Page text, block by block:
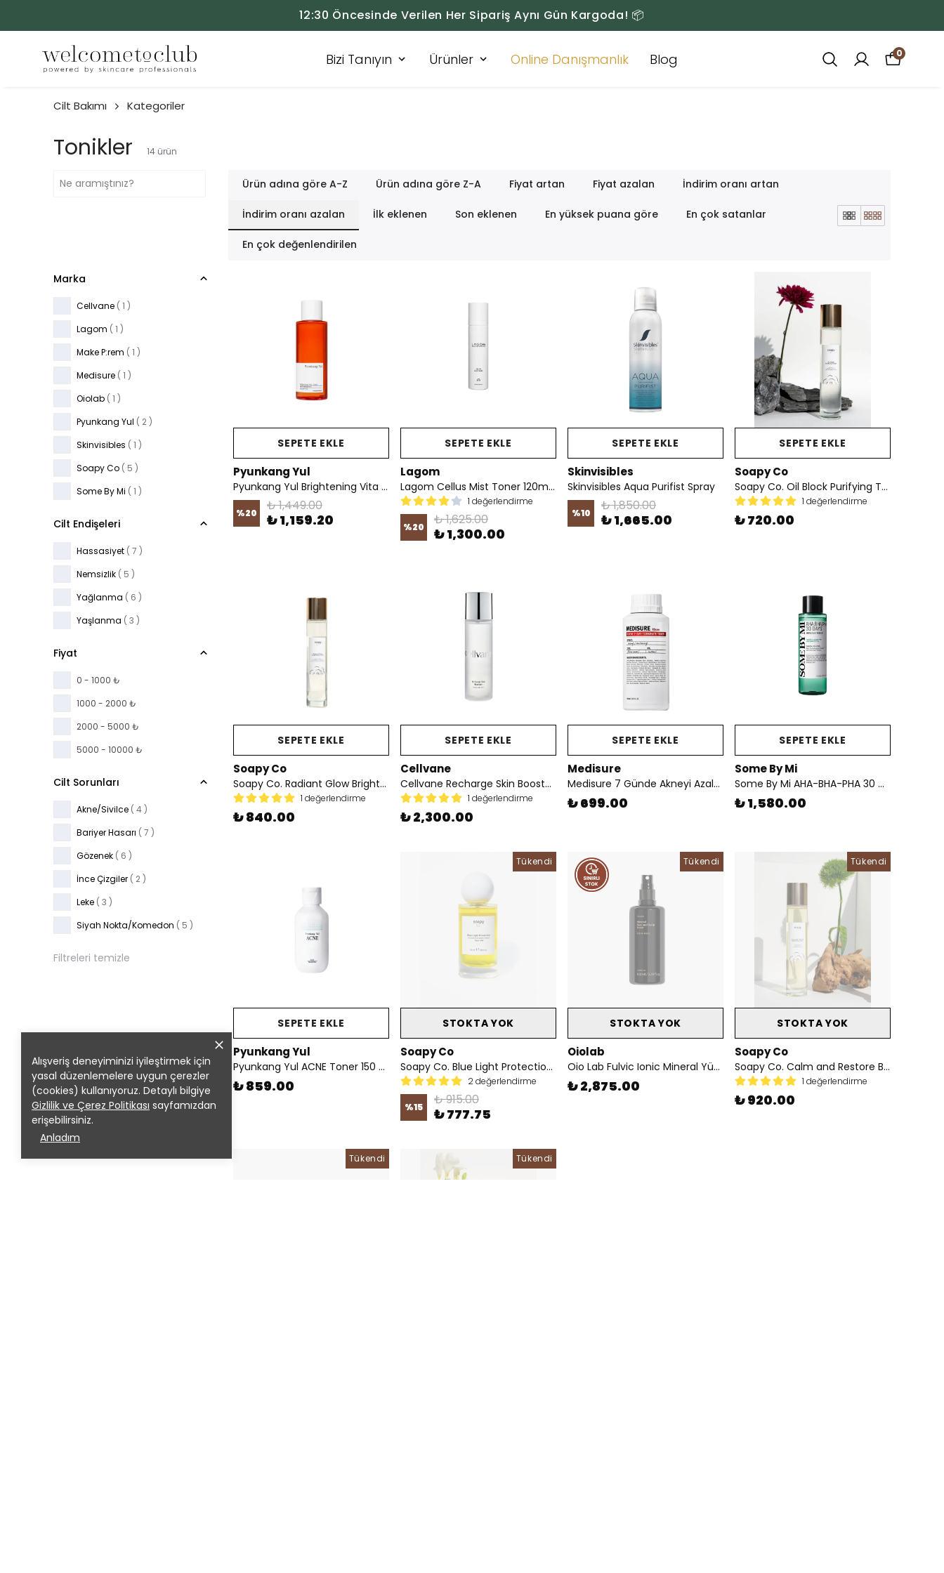
12:30 Öncesinde Verilen Her Sipariş Aynı Gün Kargoda! 📦
Bizi Tanıyın Ürünler Online Danışmanlık Blog 0
Alışveriş deneyiminizi iyileştirmek için
yasal düzenlemelere uygun çerezler
(cookies) kullanıyoruz. Detaylı bilgiye
Gizlilik ve Çerez Politikası sayfamızdan
erişebilirsiniz.
Anladım
Cilt Bakımı Kategoriler
Tonikler 14 ürün
Ürün adına göre A-Z Ürün adına göre Z-A Fiyat artan Fiyat azalan İndirim oranı artan
İndirim oranı azalan İlk eklenen Son eklenen En yüksek puana göre En çok satanlar
En çok değenlendirilen
Marka
Cellvane ( 1 )
Lagom ( 1 )
Make P:rem ( 1 )
Medisure ( 1 )
Oiolab ( 1 )
Pyunkang Yul ( 2 )
Skinvisibles ( 1 )
Soapy Co ( 5 )
Some By Mi ( 1 )
Cilt Endişeleri
Hassasiyet ( 7 )
Nemsizlik ( 5 )
Yağlanma ( 6 )
Yaşlanma ( 3 )
Fiyat
0 - 1000 ₺
1000 - 2000 ₺
2000 - 5000 ₺
5000 - 10000 ₺
Cilt Sorunları
Akne/Sivilce ( 4 )
Bariyer Hasarı ( 7 )
Gözenek ( 6 )
İnce Çizgiler ( 2 )
Leke ( 3 )
Siyah Nokta/Komedon ( 5 )
Filtreleri temizle
SEPETE EKLE
Pyunkang Yul
Pyunkang Yul Brightening Vita Toner - Işıltı Etkili C Vitaminli Tonik 150 ml
%20 ₺ 1,449.00
₺ 1,159.20
SEPETE EKLE
Lagom
Lagom Cellus Mist Toner 120ml - Nemlendirici Mist Tonik
1 değerlendirme
%20 ₺ 1,625.00
₺ 1,300.00
SEPETE EKLE
Skinvisibles
Skinvisibles Aqua Purifist Spray
%10 ₺ 1,850.00
₺ 1,665.00
SEPETE EKLE
Soapy Co
Soapy Co. Oil Block Purifying Tonik
1 değerlendirme
₺ 720.00
SEPETE EKLE
Soapy Co
Soapy Co. Radiant Glow Brightening Tonik
1 değerlendirme
₺ 840.00
SEPETE EKLE
Cellvane
Cellvane Recharge Skin Booster 150ml
1 değerlendirme
₺ 2,300.00
SEPETE EKLE
Medisure
Medisure 7 Günde Akneyi Azaltmaya Yardımcı Etkili Tonik 150 ml
₺ 699.00
SEPETE EKLE
Some By Mi
Some By Mi AHA-BHA-PHA 30 Days Miracle Toner - Aha-Bha-Pha Asitlerini İçeren Hassas Ciltlere Özel Tonik
₺ 1,580.00
SEPETE EKLE
Pyunkang Yul
Pyunkang Yul ACNE Toner 150 ml
₺ 859.00
Tükendi
STOKTA YOK
Soapy Co
Soapy Co. Blue Light Protection Face Mist
2 değerlendirme
%15 ₺ 915.00
₺ 777.75
Tükendi
STOKTA YOK
Oiolab
Oio Lab Fulvic Ionic Mineral Yüz ve Saç Toniği
₺ 2,875.00
Tükendi
STOKTA YOK
Soapy Co
Soapy Co. Calm and Restore Balancing Tonik
1 değerlendirme
₺ 920.00
Tükendi Tükendi